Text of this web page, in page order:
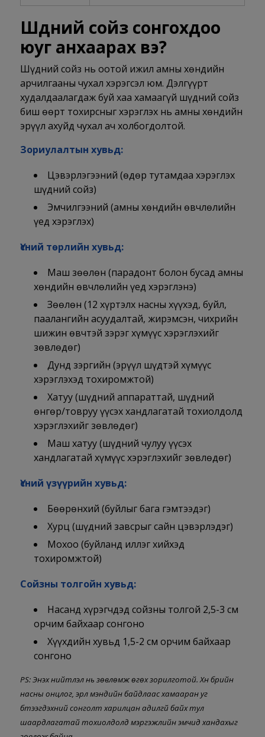
Шүдний сойз сонгохдоо
юуг анхаарах вэ?
Шүдний сойз нь оотой ижил амны хөндийн
арчилгааны чухал хэрэгсэл юм. Дэлгүүрт
худалдаалагдаж буй хаа хамаагүй шүдний сойз
биш өөрт тохирсныг хэрэглэх нь амны хөндийн
эрүүл ахуйд чухал ач холбогдолтой.
Зориулалтын хувьд:
Цэвэрлэгээний (өдөр тутамдаа хэрэглэх
шүдний сойз)
Эмчилгээний (амны хөндийн өвчлөлийн
үед хэрэглэх)
Үсний төрлийн хувьд:
Маш зөөлөн (парадонт болон бусад амны
хөндийн өвчлөлийн үед хэрэглэнэ)
Зөөлөн (12 хүртэлх насны хүүхэд, буйл,
паалангийн асуудалтай, жирэмсэн, чихрийн
шижин өвчтэй зэрэг хүмүүс хэрэглэхийг
зөвлөдөг)
Дунд зэргийн (эрүүл шүдтэй хүмүүс
хэрэглэхэд тохиромжтой)
Хатуу (шүдний аппараттай, шүдний
өнгөр/товруу үүсэх хандлагатай тохиолдолд
хэрэглэхийг зөвлөдөг)
Маш хатуу (шүдний чулуу үүсэх
хандлагатай хүмүүс хэрэглэхийг зөвлөдөг)
Үсний үзүүрийн хувьд:
Бөөрөнхий (буйлыг бага гэмтээдэг)
Хурц (шүдний завсрыг сайн цэвэрлэдэг)
Мохоо (буйланд иллэг хийхэд
тохиромжтой)
Сойзны толгойн хувьд:
Насанд хүрэгчдэд сойзны толгой 2,5-3 см
орчим байхаар сонгоно
Хүүхдийн хувьд 1,5-2 см орчим байхаар
сонгоно
PS: Энэхүү нийтлэл нь зөвлөмж өгөх зорилготой. Хүн бүрийн
насны онцлог, эрүүл мэндийн байдлаас хамааран уг
бүтээгдэхүүний сонголт харилцан адилгүй байх тул
шаардлагатай тохиолдолд мэргэжлийн эмчид хандахыг